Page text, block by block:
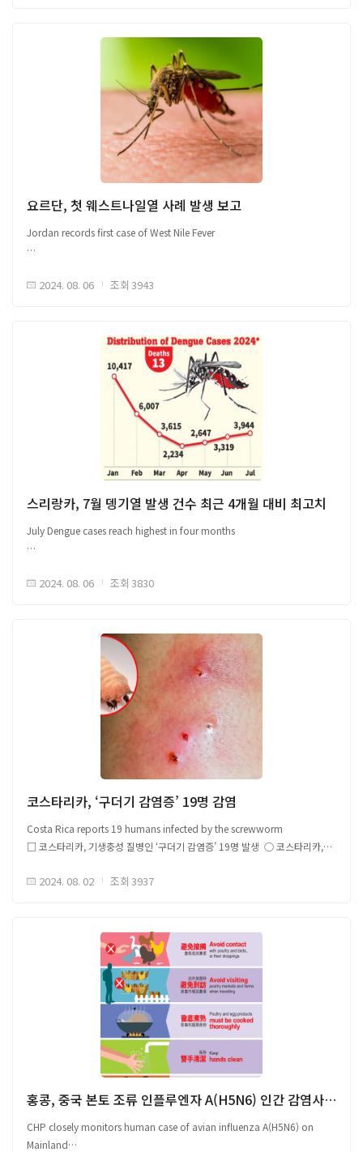
3명 병원 입원 - 해당 축제 약 20,000명 참석, 축제 참석 관련 추가 확진자를
조사 중임 - CDPH는 캘리포니아 방문 후 호흡기 감염 증상이 확인되고
일주일 이상 지속되는 경우, 병원에 방문하여 계곡열 가능성에 대해 문의할
것을 권고함 ○ 계곡열은 캘리포니아의 일부 지역 토양에서 자라는
콕시디오이데스(Coccidioides) 곰팡이에 의해 발생하는 감염병으로, -
곰팡이가 폐를 감염시켜 기침, 호흡곤란, 발열, 피로 증상 등을 유발함
작성되었으며, 본 글로피드-알 코리아의 공식 견해는 아닙니다.원문은
글로피드-알 코리아 홈페이지(https://www.glopid-r-korea.kr/)을 통해
요르단, 첫 웨스트나일열 사례 발생 보고
Jordan records first case of West Nile Fever
의해 국내 첫 웨스트나일열 사례 6세 여아 확인 - 보건 당국의 웨스트나일열
웨스트나일바이러스에 감염되는 질병 ○ 주로 Culex 모기에 의한 감염, 새
또는 수혈, 장기 이식, 임신 중 산모에서 아기로 전염되는 경우도 있음 ○
감염자의 약 80% 무증상, 20% 발열, 두통, 몸살, 메스꺼움, 구토, 림프선 부종,
발진 등의 경미한 증상, 약 1% 뇌염 또는 뇌수막염 관련 중증 질병으로
발전가능 ○ 특정 치료법 부재, 증상 완화를 위하여 휴식, 적절한 수분 섭취,
해열제 등을 복용하거나 중증의 경우 입원 치료 필요 ○ 예방을 위한
모기기피제 사용, 방충망 및 모기장 설치, 주변 고인물 제거 등
해당 자료는 감염병 이슈 공유를 위한 국외 자료를 바탕으로 국문으로
작성되었으며, 본 글로피드-알 코리아의 공식 견해는 아닙니다.원문은
확인할 수 있습니다.원문 및 배너이미지 출처 Link
2024. 08. 06 조회 3943
스리랑카, 7월 뎅기열 발생 건수 최근 4개월 대비 최고치
July Dengue cases reach highest in four months
당국은 스리랑카의 7월 한 달간 뎅기열이 3,944건 발생하여 지난 4개월 대비
발생했으며, 전체 누적 사망건수는 13명
해당 자료는 감염병 이슈 공유를 위한 국외 자료를 바탕으로 국문으로
작성되었으며, 본 글로피드-알 코리아의 공식 견해는 아닙니다.원문은
글로피드-알 코리아 홈페이지(https://www.glopid-r-korea.kr/)을 통해
확인할 수 있습니다.원문 및 배너이미지 Link
2024. 08. 06 조회 3830
코스타리카, ‘구더기 감염증’ 19명 감염
Costa Rica reports 19 humans infected by the screwworm
□ 코스타리카, 기생충성 질병인 ‘구더기 감염증’ 19명 발생 ○ 코스타리카,
감염증 환자 중 12명 남성, 노년층 발생 비율 높음 - 브룬카(Brunca)
해당 자료는 감염병 이슈 공유를 위한 국외 자료를 바탕으로 국문으로
작성되었으며, 본 글로피드-알 코리아의 공식 견해는 아닙니다.원문은
글로피드-알 코리아 홈페이지(https://www.glopid-r-korea.kr/)을 통해
확인할 수 있습니다.원문 및 배너이미지 출처 Link
2024. 08. 02 조회 3937
홍콩, 중국 본토 조류 인플루엔자 A(H5N6) 인간 감염사례에 대한 감시
CHP closely monitors human case of avian influenza A(H5N6) on
Mainland